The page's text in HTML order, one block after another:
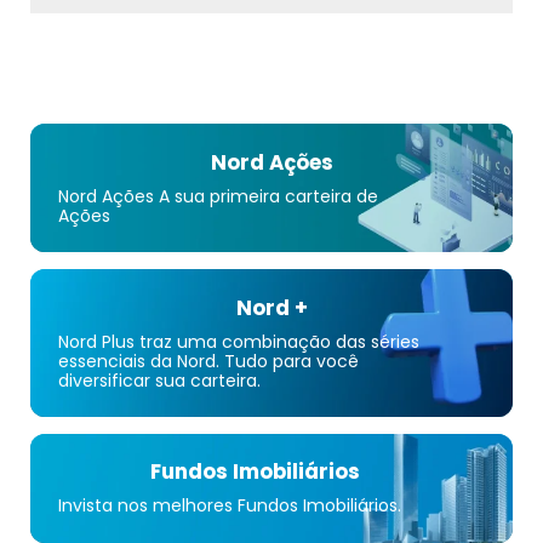
Nord Ações
Nord Ações A sua primeira carteira de
Ações
Nord +
Nord Plus traz uma combinação das séries
essenciais da Nord. Tudo para você
diversificar sua carteira.
Fundos Imobiliários
Invista nos melhores Fundos Imobiliários.